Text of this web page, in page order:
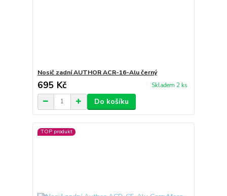
Nosič zadní AUTHOR ACR-16-Alu černý
695 Kč Skladem 2 ks
Do košíku
TOP produkt